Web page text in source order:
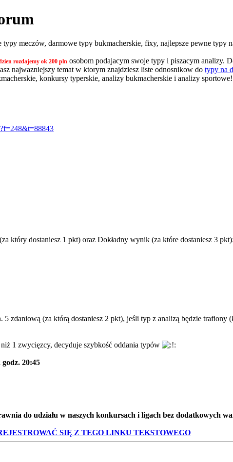
meczów, darmowe typy bukmacherskie, fixy, najlepsze pewne typy
rozdajemy ok 200 pln osobom podajacym swoje typy i piszacym analizy.
najwazniejszy temat w ktorym znajdziesz liste odnosnikow do typy na
konkursy typerskie, analizy bukmacherskie i analizy
który dostaniesz 1 pkt) oraz Dokładny wynik (za które dostaniesz 3 pkt):
5 zdaniową (za którą dostaniesz 2 pkt), jeśli typ z analizą będzie trafiony
1 zwycięzcy, decyduje szybkość oddania typów
godz. 20:45
do udziału w naszych konkursach i ligach bez dodatkowych
SIĘ Z TEGO LINKU TEKSTOWEGO